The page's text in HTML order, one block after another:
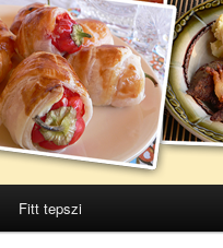
Fitt tepszi